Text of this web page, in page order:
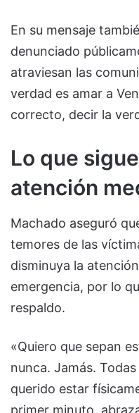
En su mensaje
denunciado
atraviesan las
verdad es amar a
correcto, decir la
Lo que
atención
Machado aseguró
temores de las
disminuya la
emergencia, por lo
respaldo.
«Quiero que sepan
nunca. Jamás.
querido estar